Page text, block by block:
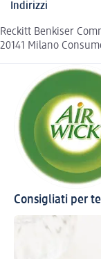
Indirizzi
Reckitt Benkiser
20141 Milano
Consigliati per te